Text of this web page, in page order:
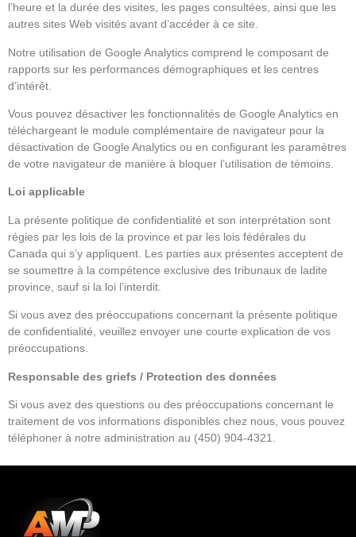
l’heure et la durée des visites, les pages consultées, ainsi que les
autres sites Web visités avant d’accéder à ce site.
Notre utilisation de Google Analytics comprend le composant de
rapports sur les performances démographiques et les centres
d’intérêt.
Vous pouvez désactiver les fonctionnalités de Google Analytics en
téléchargeant le module complémentaire de navigateur pour la
désactivation de Google Analytics ou en configurant les paramètres
de votre navigateur de manière à bloquer l’utilisation de témoins.
Loi applicable
La présente politique de confidentialité et son interprétation sont
régies par les lois de la province et par les lois fédérales du
Canada qui s’y appliquent. Les parties aux présentes acceptent de
se soumettre à la compétence exclusive des tribunaux de ladite
province, sauf si la loi l’interdit.
Si vous avez des préoccupations concernant la présente politique
de confidentialité, veuillez envoyer une courte explication de vos
préoccupations.
Responsable des griefs / Protection des données
Si vous avez des questions ou des préoccupations concernant le
traitement de vos informations disponibles chez nous, vous pouvez
téléphoner à notre administration au (450) 904-4321